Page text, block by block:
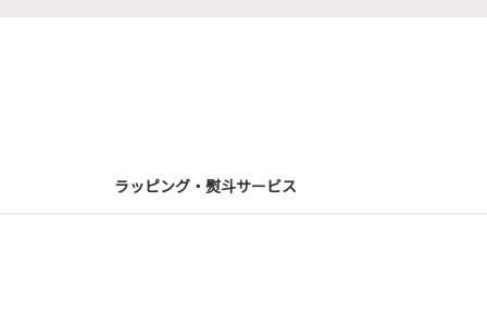
ラッピング・熨斗サービス